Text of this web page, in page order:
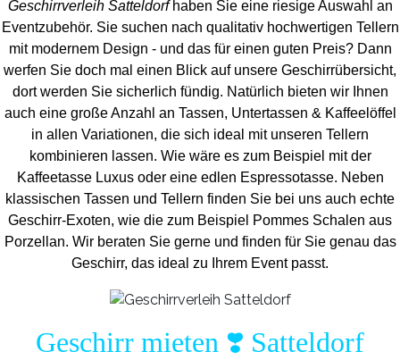
Geschirrverleih Satteldorfhaben Sie eine riesige Auswahl an
Eventzubehör. Sie suchen nach qualitativ hochwertigen Tellern
mit modernem Design - und das für einen guten Preis? Dann
werfen Sie doch mal einen Blick auf unsere Geschirrübersicht,
dort werden Sie sicherlich fündig. Natürlich bieten wir Ihnen
auch eine große Anzahl an Tassen, Untertassen & Kaffeelöffel
in allen Variationen, die sich ideal mit unseren Tellern
kombinieren lassen. Wie wäre es zum Beispiel mit der
Kaffeetasse Luxus oder eine edlen Espressotasse. Neben
klassischen Tassen und Tellern finden Sie bei uns auch echte
Geschirr-Exoten, wie die zum Beispiel Pommes Schalen aus
Porzellan. Wir beraten Sie gerne und finden für Sie genau das
Geschirr, das ideal zu Ihrem Event passt.
Geschirr mieten ❣️ Satteldorf